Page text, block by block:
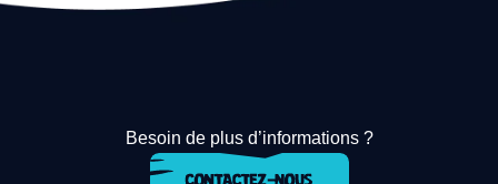
Besoin de plus d’informations ?